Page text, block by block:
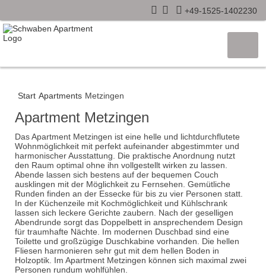
+49-1525-1402230
Start Apartments Metzingen
Apartment Metzingen
Das Apartment Metzingen ist eine helle und lichtdurchflutete
Wohnmöglichkeit mit perfekt aufeinander abgestimmter und
harmonischer Ausstattung. Die praktische Anordnung nutzt
den Raum optimal ohne ihn vollgestellt wirken zu lassen.
Abende lassen sich bestens auf der bequemen Couch
ausklingen mit der Möglichkeit zu Fernsehen. Gemütliche
Runden finden an der Essecke für bis zu vier Personen statt.
In der Küchenzeile mit Kochmöglichkeit und Kühlschrank
lassen sich leckere Gerichte zaubern. Nach der geselligen
Abendrunde sorgt das Doppelbett in ansprechendem Design
für traumhafte Nächte. Im modernen Duschbad sind eine
Toilette und großzügige Duschkabine vorhanden. Die hellen
Fliesen harmonieren sehr gut mit dem hellen Boden in
Holzoptik. Im Apartment Metzingen können sich maximal zwei
Personen rundum wohlfühlen.